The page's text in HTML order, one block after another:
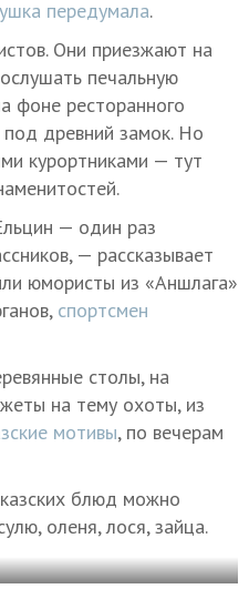
передумала.
Они приезжают на
печальную
фоне ресторанного
под древний замок. Но
курортниками — тут
— один раз
— рассказывает
юмористы из «Аншлага»
спортсмен
столы, на
на тему охоты, из
мотивы, по вечерам
блюд можно
оленя, лося, зайца.